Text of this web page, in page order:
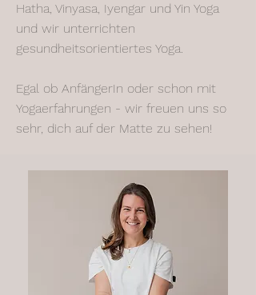
Hatha, Vinyasa, Iyengar und Yin Yoga
und wir unterrichten
gesundheitsorientiertes Yoga.
Egal ob AnfängerIn oder schon mit
Yogaerfahrungen - wir freuen uns so
sehr, dich auf der Matte zu sehen!